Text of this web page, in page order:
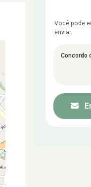
Você pode
enviar.
Concordo